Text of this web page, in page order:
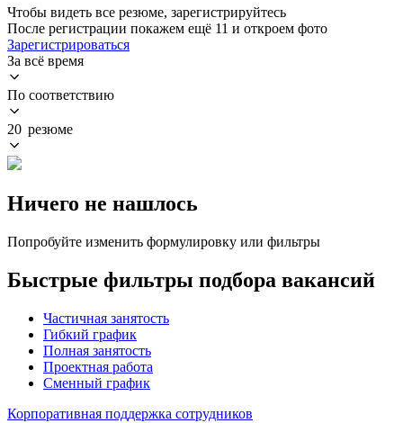
Чтобы видеть все резюме, зарегистрируйтесь
После регистрации покажем ещё 11 и откроем фото
Зарегистрироваться
За всё время
По соответствию
20 резюме
Ничего не нашлось
Попробуйте изменить формулировку или фильтры
Быстрые фильтры подбора вакансий
Частичная занятость
Гибкий график
Полная занятость
Проектная работа
Сменный график
Корпоративная поддержка сотрудников